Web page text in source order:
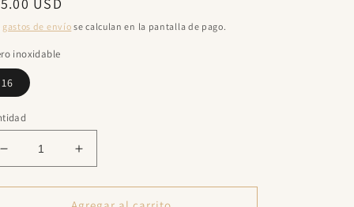
gastos de envío se calculan en la pantalla de pago.
inoxidable
16
Reducir
cantidad
para
Aumentar
cantidad
para